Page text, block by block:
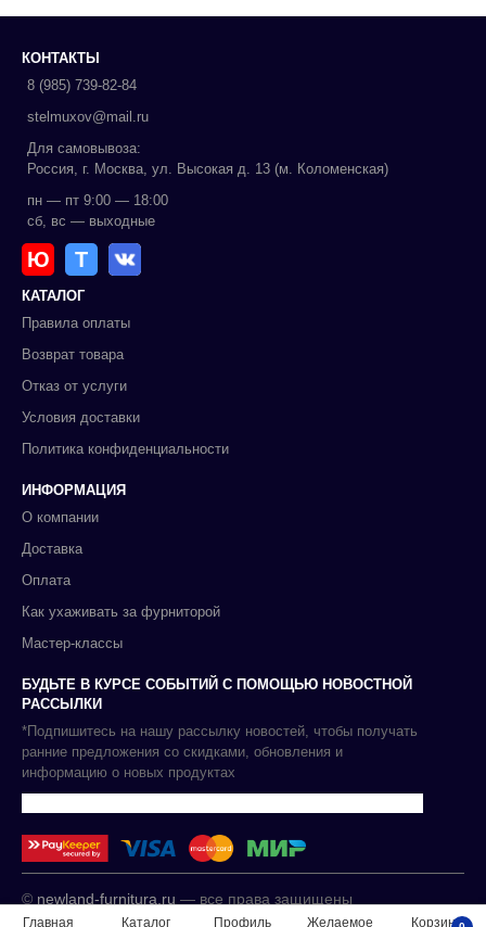
КОНТАКТЫ
8 (985) 739-82-84
stelmuxov@mail.ru
Для самовывоза:
Россия, г. Москва, ул. Высокая д. 13 (м. Коломенская)
пн — пт 9:00 — 18:00
сб, вс — выходные
Ю Т
КАТАЛОГ
Правила оплаты
Возврат товара
Отказ от услуги
Условия доставки
Политика конфиденциальности
ИНФОРМАЦИЯ
О компании
Доставка
Оплата
Как ухаживать за фурниторой
Мастер-классы
БУДЬТЕ В КУРСЕ СОБЫТИЙ С ПОМОЩЬЮ НОВОСТНОЙ
РАССЫЛКИ
*Подпишитесь на нашу рассылку новостей, чтобы получать
ранние предложения со скидками, обновления и
информацию о новых продуктах
© newland-furnitura.ru — все права защищены
Главная Каталог Профиль Желаемое Корзина